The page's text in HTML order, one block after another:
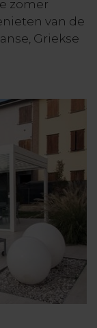
zomer
van de
Griekse